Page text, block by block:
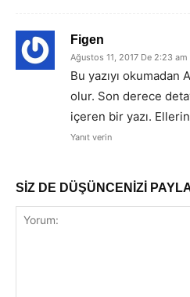
Figen
Ağustos 11, 2017 De 2:23 am
Bu yazıyı okumadan
olur. Son derece
içeren bir yazı.
Yanıt verin
SİZ DE DÜŞÜNCENİZİ